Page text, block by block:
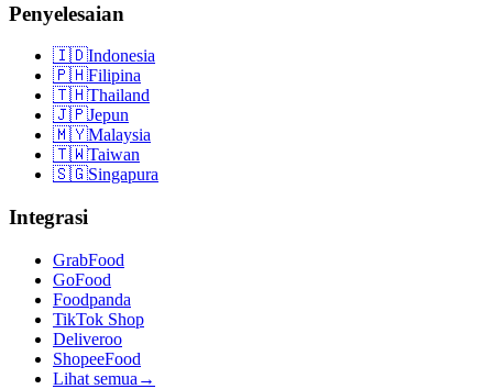
Penyelesaian
🇮🇩Indonesia
🇵🇭Filipina
🇹🇭Thailand
🇯🇵Jepun
🇲🇾Malaysia
🇹🇼Taiwan
🇸🇬Singapura
Integrasi
GrabFood
GoFood
Foodpanda
TikTok Shop
Deliveroo
ShopeeFood
Lihat semua →